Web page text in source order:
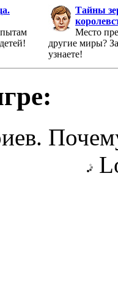
Тайны
Место
другие миры?
узнаете!